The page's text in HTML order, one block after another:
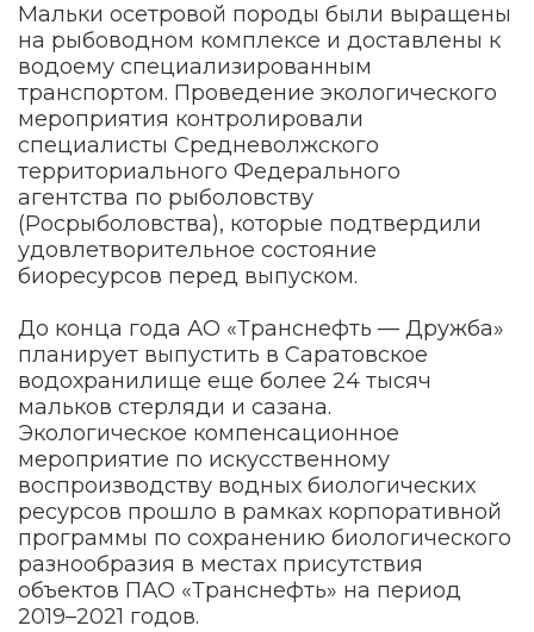
Мальки осетровой породы были выращены
на рыбоводном комплексе и доставлены к
водоему специализированным
транспортом. Проведение экологического
мероприятия контролировали
специалисты Средневолжского
территориального Федерального
агентства по рыболовству
(Росрыболовства), которые подтвердили
удовлетворительное состояние
биоресурсов перед выпуском.
До конца года АО «Транснефть — Дружба»
планирует выпустить в Саратовское
водохранилище еще более 24 тысяч
мальков стерляди и сазана.
Экологическое компенсационное
мероприятие по искусственному
воспроизводству водных биологических
ресурсов прошло в рамках корпоративной
программы по сохранению биологического
разнообразия в местах присутствия
объектов ПАО «Транснефть» на период
2019–2021 годов.